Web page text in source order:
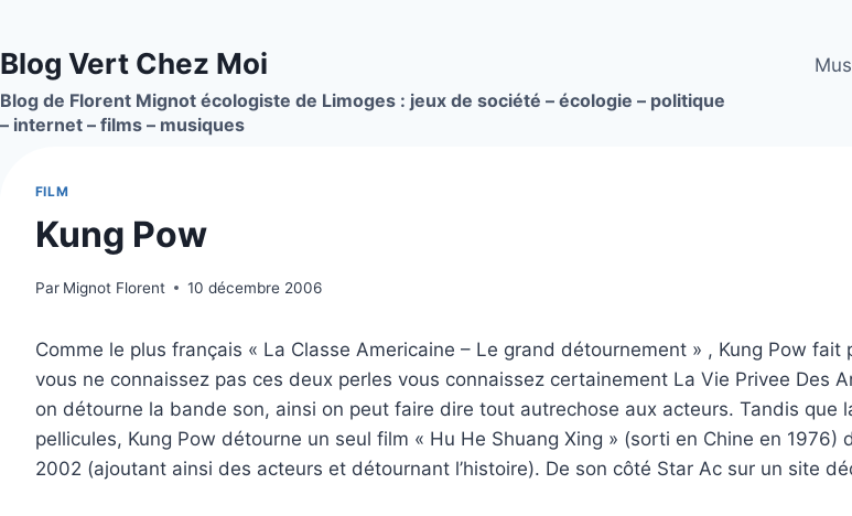
contenu
Blog Vert Chez Moi
Blog de Florent Mignot écologiste de Limoges : jeux de société – écologie – politique
– internet – films – musiques
FILM
Kung Pow
Par Mignot Florent 10 décembre 2006
Comme le plus français « La Classe Americaine – Le grand détournement » , Kung Pow
vous ne connaissez pas ces deux perles vous connaissez certainement La Vie Privee Des
on détourne la bande son, ainsi on peut faire dire tout autrechose aux acteurs. Tandis
pellicules, Kung Pow détourne un seul film « Hu He Shuang Xing » (sorti en Chine en
2002 (ajoutant ainsi des acteurs et détournant l’histoire). De son côté Star Ac sur un site